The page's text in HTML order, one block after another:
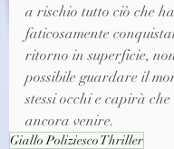
a rischio tutto ciò che ha
faticosamente
ritorno in superficie,
possibile guardare il
stessi occhi e capirà
ancora venire.
Giallo Poliziesco Thriller